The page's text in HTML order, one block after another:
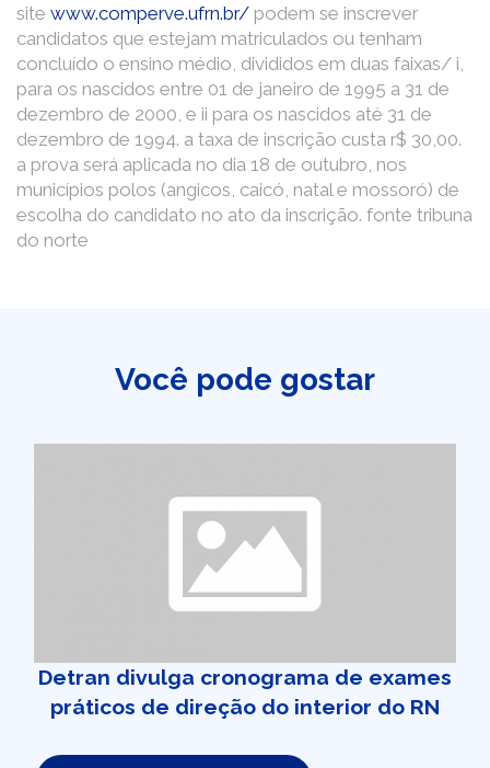
site www.comperve.ufrn.br/ podem se inscrever
candidatos que estejam matriculados ou tenham
concluído o ensino médio, divididos em duas faixas/ i,
para os nascidos entre 01 de janeiro de 1995 a 31 de
dezembro de 2000, e ii para os nascidos até 31 de
dezembro de 1994. a taxa de inscrição custa r$ 30,00.
a prova será aplicada no dia 18 de outubro, nos
municípios polos (angicos, caicó, natal e mossoró) de
escolha do candidato no ato da inscrição. fonte tribuna
do norte
Você pode gostar
Detran divulga cronograma de exames
práticos de direção do interior do RN